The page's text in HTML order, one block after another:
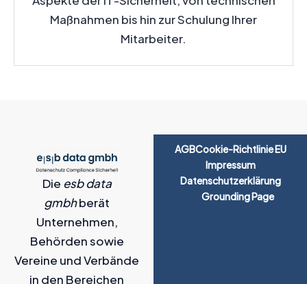
Maßnahmen bis hin zur Schulung Ihrer
Mitarbeiter.
Die esb data
gmbhberät
Unternehmen,
Behörden sowie
Vereine und Verbände
in den Bereichen
AGBCookie-Richtlinie EU
Impressum
Datenschutzerklärung
Grounding Page